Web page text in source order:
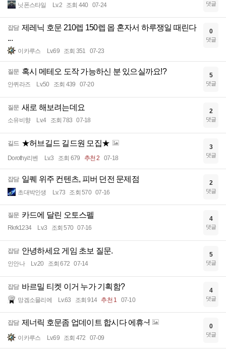
닛폰스타일 Lv.2 조회 440 07-24 댓글
잡담 제레닉 호문 210렙 150렙 몹 혼자서 하루쟁일 때린다
...
이카루스 Lv.69 조회 351 07-23
0
댓글
질문 혹시 메테오 도작 가능하신 분 있으실까요!?
안퀴라즈 Lv.50 조회 439 07-20
5
댓글
질문 새로 해보려는데요
소유비향 Lv.4 조회 783 07-18
2
댓글
길드 ★허브길드 길드원 모집★
Dorothy리벤 Lv.3 조회 679 추천 2 07-18
3
댓글
잡담 일퀘 위주 컨텐츠, 피버 던전 문제점
초대박인생 Lv.73 조회 570 07-16
2
댓글
질문 카드에 달린 오토스펠
Rkrk1234 Lv.3 조회 570 07-16
4
댓글
잡담 안녕하세요 게임 초보 질문.
인안나 Lv.20 조회 672 07-14
5
댓글
잡담 바르밀 티켓 이거 누가 기획함?
망겜소믈리에 Lv.63 조회 914 추천 1 07-10
4
댓글
잡담 제너릭 호문좀 업데이트 합시다 에휴~!
이카루스 Lv.69 조회 472 07-09
0
댓글